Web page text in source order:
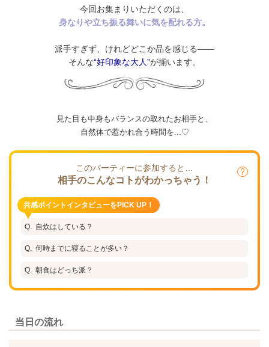
今回お集まりいただくのは、
身なりや立ち振る舞いに気を配れる方。
派手すぎず、けれどどこか品を感じる——
そんな“好印象な大人”が揃います。
見た目も中身もバランスの取れたお相手と、
自然体で惹かれ合う時間を...♡
このパーティーに参加すると…
相手のこんなコトがわかっちゃう！
共感ポイントインタビューをPICK UP！
自炊はしている？
何時までに寝ることが多い？
朝食はどっち派？
当日の流れ